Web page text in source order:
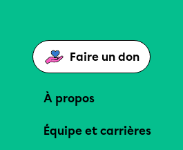
Faire un don
À propos
Équipe et carrières